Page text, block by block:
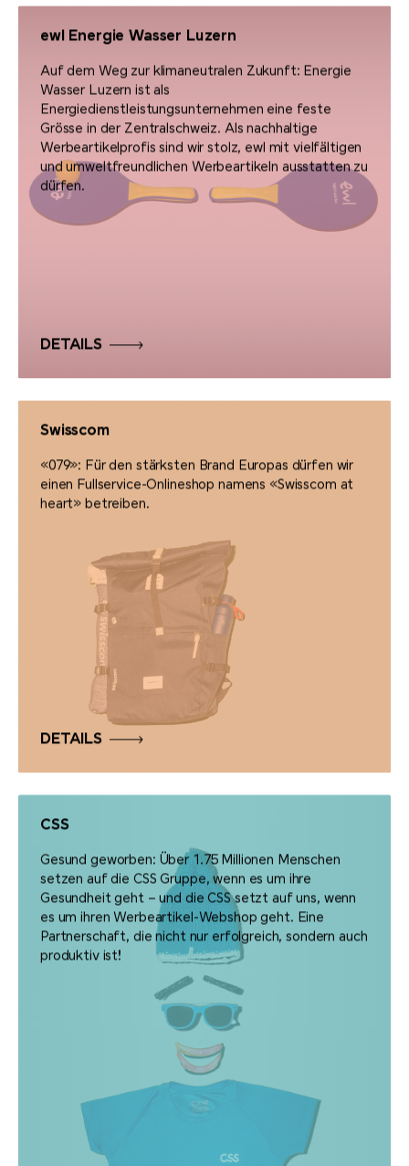
ewl Energie Wasser Luzern
Auf dem Weg zur klimaneutralen Zukunft: Energie
Wasser Luzern ist als
Energiedienstleistungsunternehmen eine feste
Grösse in der Zentralschweiz. Als nachhaltige
Werbeartikelprofis sind wir stolz, ewl mit vielfältigen
und umweltfreundlichen Werbeartikeln ausstatten zu
dürfen.
DETAILS
Swisscom
«079»: Für den stärksten Brand Europas dürfen wir
einen Fullservice-Onlineshop namens «Swisscom at
heart» betreiben.
DETAILS
CSS
Gesund geworben: Über 1.75 Millionen Menschen
setzen auf die CSS Gruppe, wenn es um ihre
Gesundheit geht – und die CSS setzt auf uns, wenn
es um ihren Werbeartikel-Webshop geht. Eine
Partnerschaft, die nicht nur erfolgreich, sondern auch
produktiv ist!